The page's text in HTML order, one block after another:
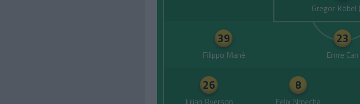
Gregor Kobel
39
Filippo Mané
23
Emre Can
26 8